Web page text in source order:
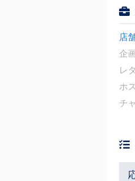
店
企
レ
ホ
チ